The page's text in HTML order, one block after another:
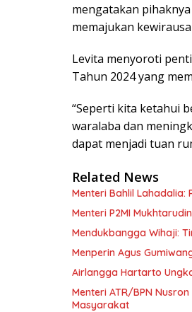
mengatakan
memajukan
Levita menyoroti
Tahun 2024 yang
“Seperti kita ketahui
waralaba dan
dapat menjadi tuan
Related News
Menteri Bahlil Lahadalia:
Menteri P2MI
Mendukbangga Wihaji:
Menperin Agus
Airlangga Hartarto
Menteri ATR/BPN
Masyarakat